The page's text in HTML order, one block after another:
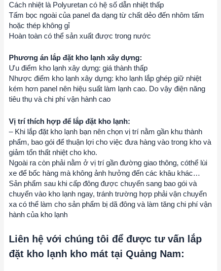
Cách nhiệt là Polyuretan có hệ số dẫn nhiệt thấp
Tấm bọc ngoài của panel đa dạng từ chất dẻo đến nhôm tấm
hoặc thép không gỉ
Hoàn toàn có thể sản xuất được trong nước
Phương án lắp đặt kho lạnh xây dựng:
Ưu điểm kho lạnh xây dựng: giá thành thấp
Nhược điểm kho lạnh xây dựng: kho lạnh lắp ghép giữ nhiệt
kém hơn panel nên hiệu suất làm lạnh cao. Do vậy điện năng
tiêu thụ và chi phí vận hành cao
Vị trí thích hợp để lắp đặt kho lạnh:
– Khi lắp đặt kho lạnh bạn nên chọn vị trí nằm gần khu thành
phẩm, bao gói để thuận lợi cho việc đưa hàng vào trong kho và
giảm tổn thất nhiệt cho kho.
Ngoài ra còn phải nằm ở vị trí gần đường giao thông, cóthể lùi
xe để bốc hàng mà không ảnh hưởng đến các khâu khác…
Sản phẩm sau khi cấp đông được chuyển sang bao gói và
chuyển vào kho lạnh ngay, tránh trường hợp phải vận chuyển
xa có thể làm cho sản phẩm bị dã đông và làm tăng chi phí vận
hành của kho lạnh
Liên hệ với chúng tôi để được tư vấn lắp
đặt kho lạnh kho mát tại Quảng Nam: